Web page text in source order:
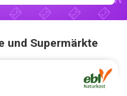
und Supermärkte